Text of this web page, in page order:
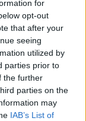
for
opt-out
that after your
seeing
utilized by
parties prior to
the further
parties on the
may
IAB’s List of
wiatrowym
produkcję
a
gazowe na